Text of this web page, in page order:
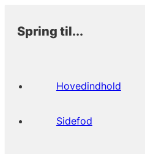
Spring til...
Hovedindhold
Sidefod